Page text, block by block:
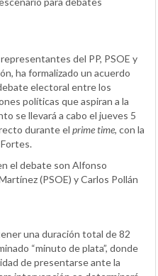
del PP, PSOE y
ha formalizado un acuerdo
electoral entre los
políticas que aspiran a la
se llevará a cabo el jueves 5
durante el prime time, con la
el debate son Alfonso
(PSOE) y Carlos Pollán
una duración total de 82
“minuto de plata”, donde
de presentarse ante la